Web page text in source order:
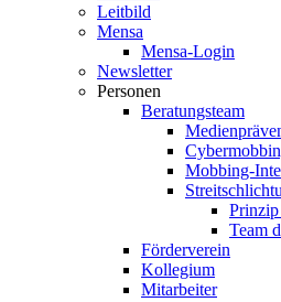
Leitbild
Mensa
Mensa-Login
Newsletter
Personen
Beratungsteam
Mobbing-
Team
Förderverein
Kollegium
Mitarbeiter